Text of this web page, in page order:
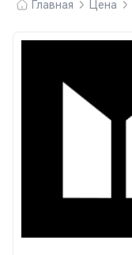
Главная Цена